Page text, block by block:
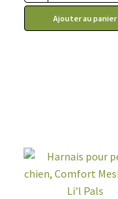
Ajouter au panier